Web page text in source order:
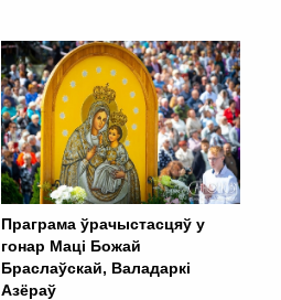
Праграма ўрачыстасцяў у
гонар Маці Божай
Браслаўскай, Валадаркі
Азёраў